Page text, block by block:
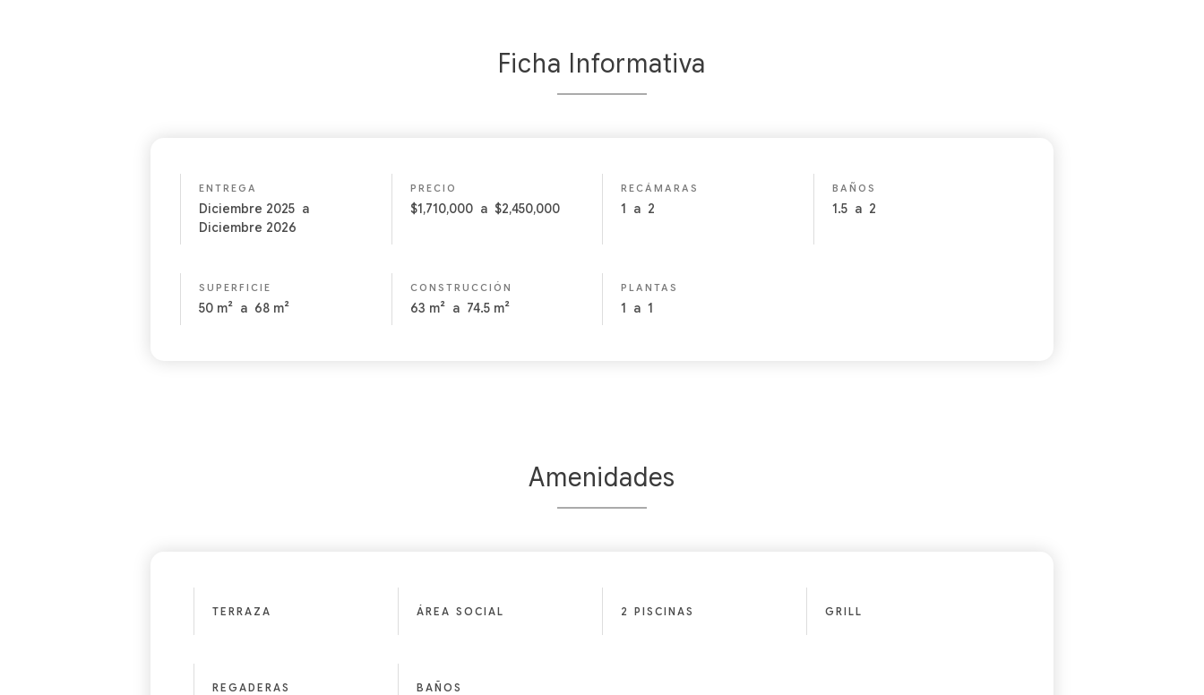
Ficha Informativa
ENTREGA
Diciembre 2025 a
Diciembre 2026
PRECIO
$1,710,000 a $2,450,000
RECÁMARAS
1 a 2
BAÑOS
1.5 a 2
SUPERFICIE
50 m² a 68 m²
CONSTRUCCIÓN
63 m² a 74.5 m²
PLANTAS
1 a 1
Amenidades
TERRAZA ÁREA SOCIAL 2 PISCINAS GRILL
REGADERAS BAÑOS